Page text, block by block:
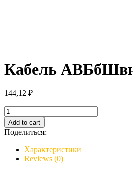
Кабель
144,12 ₽
Кабель
АВБбШвнг
1х70
ож
quantity
Add to cart
Поделиться:
Характеристики
Reviews (0)